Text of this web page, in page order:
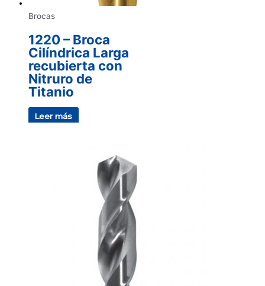
Brocas
1220 – Broca
Cilíndrica Larga
recubierta con
Nitruro de
Titanio
Leer más